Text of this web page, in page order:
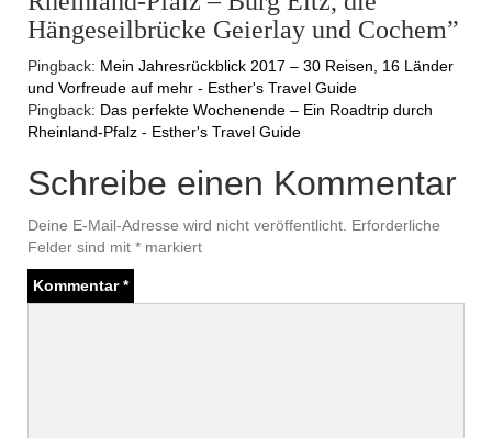
Hängeseilbrücke Geierlay und Cochem”
Pingback: Mein Jahresrückblick 2017 – 30 Reisen, 16 Länder
und Vorfreude auf mehr - Esther's Travel Guide
Pingback: Das perfekte Wochenende – Ein Roadtrip durch
Rheinland-Pfalz - Esther's Travel Guide
Schreibe einen Kommentar
Deine E-Mail-Adresse wird nicht veröffentlicht. Erforderliche
Felder sind mit * markiert
Kommentar*